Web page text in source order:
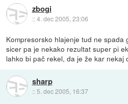
zbogi
::4. dec 2005, 23:06
Kompresorsko hlajenje tud ne spada
sicer pa je nekako rezultat super pi
lahko bi pač rekel, da je že kar nekaj
sharp
:: 5. dec 2005, 16:37